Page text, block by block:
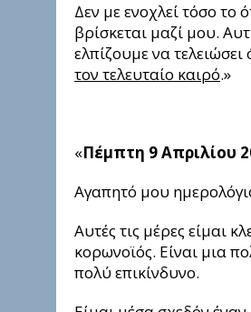
Δεν με ενοχλεί τόσο το
βρίσκεται μαζί μου.
ελπίζουμε να
τον τελευταίο καιρό.»
«Πέμπτη 9 Απριλίου
Αγαπητό μου
Αυτές τις μέρες είμαι
κορωνοϊός. Είναι μια
πολύ επικίνδυνο.